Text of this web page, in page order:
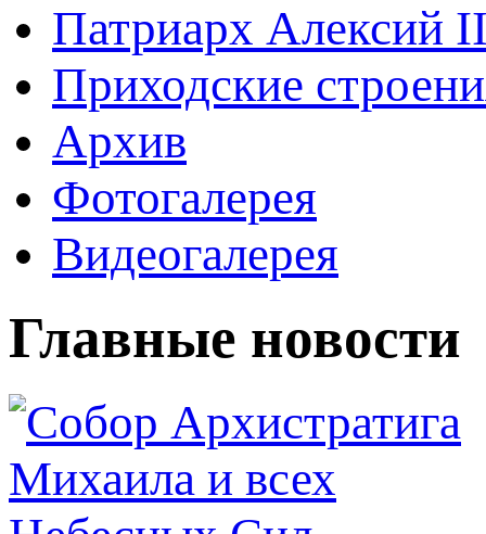
Патриарх Алексий
Приходские
Архив
Фотогалерея
Видеогалерея
Главные новости